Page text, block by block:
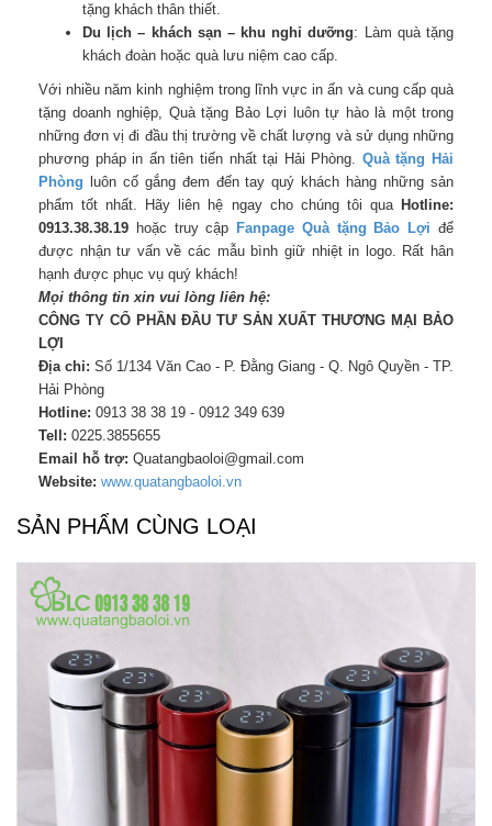
tặng khách thân thiết.
Du lịch – khách sạn – khu nghỉ dưỡng: Làm quà tặng
khách đoàn hoặc quà lưu niệm cao cấp.
Với nhiều năm kinh nghiệm trong lĩnh vực in ấn và cung cấp quà
tặng doanh nghiệp, Quà tặng Bảo Lợi luôn tự hào là một trong
những đơn vị đi đầu thị trường về chất lượng và sử dụng những
phương pháp in ấn tiên tiến nhất tại Hải Phòng. Quà tặng Hải
Phòng luôn cố gắng đem đến tay quý khách hàng những sản
phẩm tốt nhất. Hãy liên hệ ngay cho chúng tôi qua Hotline:
0913.38.38.19 hoặc truy cập Fanpage Quà tặng Bảo Lợi để
được nhận tư vấn về các mẫu bình giữ nhiệt in logo. Rất hân
hạnh được phục vụ quý khách!
Mọi thông tin xin vui lòng liên hệ:
CÔNG TY CỔ PHẦN ĐẦU TƯ SẢN XUẤT THƯƠNG MẠI BẢO
LỢI
Địa chỉ: Số 1/134 Văn Cao - P. Đằng Giang - Q. Ngô Quyền - TP.
Hải Phòng
Hotline: 0913 38 38 19 - 0912 349 639
Tell: 0225.3855655
Email hỗ trợ: Quatangbaoloi@gmail.com
Website: www.quatangbaoloi.vn
SẢN PHẨM CÙNG LOẠI